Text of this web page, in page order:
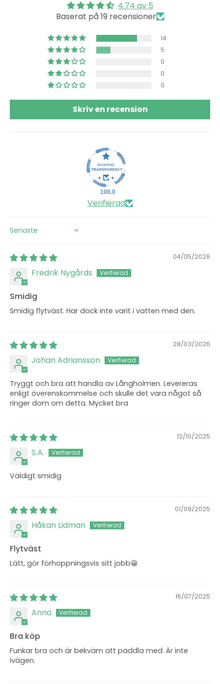
4.74 av 5
Baserat på 19 recensioner
14
5
0
0
0
Skriv en recension
100.0
Verifierad
Sort by
04/05/2026
Fredrik Nygårds
Smidig
Smidig flytväst. Har dock inte varit i vatten med den.
28/03/2026
Johan Adriansson
Tryggt och bra att handla av Långholmen. Levereras
enligt överenskommelse och skulle det vara något så
ringer dom om detta. Mycket bra
12/10/2025
S.A.
Väldigt smidig
01/09/2025
Håkan Lidman
Flytväst
Lätt, gör förhoppningsvis sitt jobb😁
16/07/2025
Anna
Bra köp
Funkar bra och är bekväm att paddla med. Är inte
ivägen.